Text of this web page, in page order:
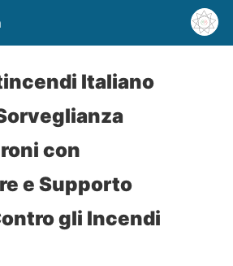
Italiano
con
e Supporto
gli Incendi